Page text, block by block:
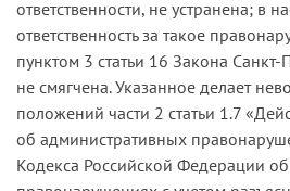
ответственности, не устранена; в
ответственность за такое
пунктом 3 статьи 16 Закона
не смягчена. Указанное делает
положений части 2 статьи 1.7
об административных
Кодекса Российской Федерации